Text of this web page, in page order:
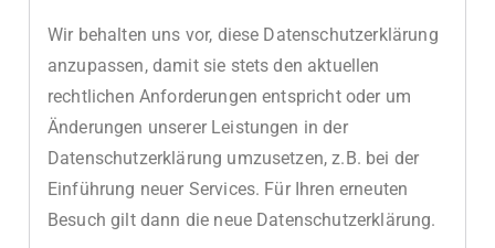
Wir behalten uns vor, diese Datenschutzerklärung
anzupassen, damit sie stets den aktuellen
rechtlichen Anforderungen entspricht oder um
Änderungen unserer Leistungen in der
Datenschutzerklärung umzusetzen, z.B. bei der
Einführung neuer Services. Für Ihren erneuten
Besuch gilt dann die neue Datenschutzerklärung.